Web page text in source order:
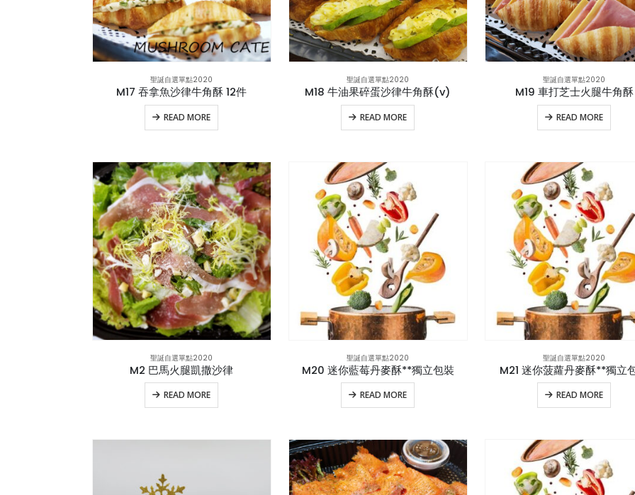
聖誕自選單點2020
M17 吞拿魚沙律牛角酥 12件
READ MORE
聖誕自選單點2020
M18 牛油果碎蛋沙律牛角酥(v)
READ MORE
聖誕自選單點2020
M19 車打芝士火腿牛角酥
READ MORE
聖誕自選單點2020
M2 巴馬火腿凱撒沙律
READ MORE
聖誕自選單點2020
M20 迷你藍莓丹麥酥**獨立包裝
READ MORE
聖誕自選單點2020
M21 迷你菠蘿丹麥酥**獨立
READ MORE